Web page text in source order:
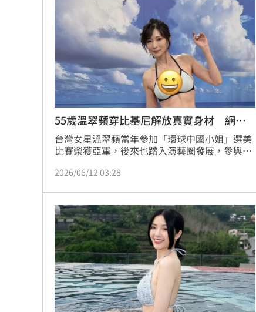
55歲溫翠蘋穿比基尼解放真實身材 網看
呆
台灣女星溫翠蘋當年參加「環球中國小姐」選美
比賽榮獲亞軍，後來也踏入演藝圈發展，參與多
歲的溫翠蘋外貌凍齡，近來還曬出火辣比基尼
2026/06/12 03:28